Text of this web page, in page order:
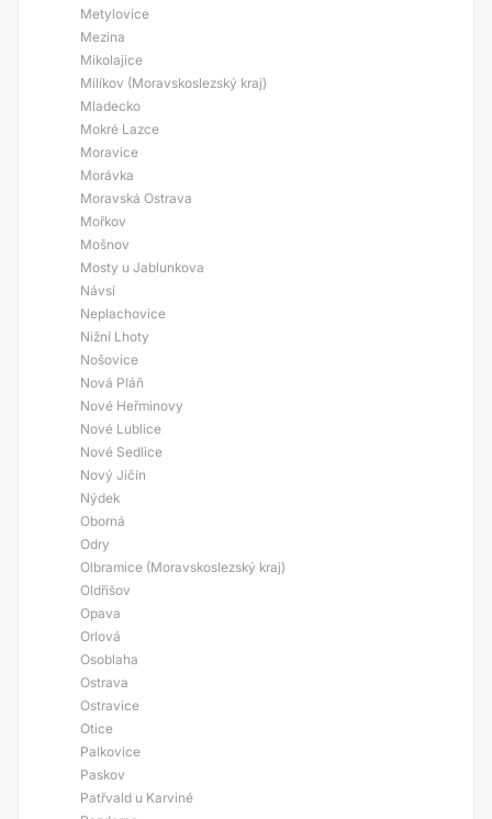
Metylovice
Mezina
Mikolajice
Milíkov (Moravskoslezský kraj)
Mladecko
Mokré Lazce
Moravice
Morávka
Moravská Ostrava
Mořkov
Mošnov
Mosty u Jablunkova
Návsí
Neplachovice
Nižní Lhoty
Nošovice
Nová Pláň
Nové Heřminovy
Nové Lublice
Nové Sedlice
Nový Jičín
Nýdek
Oborná
Odry
Olbramice (Moravskoslezský kraj)
Oldřišov
Opava
Orlová
Osoblaha
Ostrava
Ostravice
Otice
Palkovice
Paskov
Patřvald u Karviné